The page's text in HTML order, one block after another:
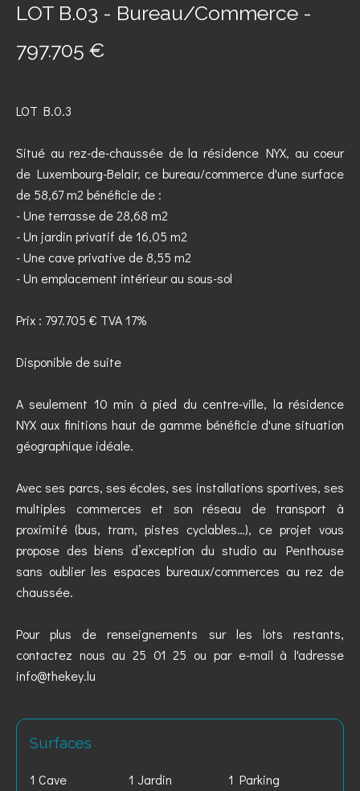
LOT B.03 - Bureau/Commerce -
797.705 €
LOT B.0.3
Situé au rez-de-chaussée de la résidence NYX, au coeur
de Luxembourg-Belair, ce bureau/commerce d'une surface
de 58,67 m2 bénéficie de :
- Une terrasse de 28,68 m2
- Un jardin privatif de 16,05 m2
- Une cave privative de 8,55 m2
- Un emplacement intérieur au sous-sol
Prix : 797.705 € TVA 17%
Disponible de suite
A seulement 10 min à pied du centre-ville, la résidence
NYX aux finitions haut de gamme bénéficie d'une situation
géographique idéale.
Avec ses parcs, ses écoles, ses installations sportives, ses
multiples commerces et son réseau de transport à
proximité (bus, tram, pistes cyclables…), ce projet vous
propose des biens d’exception du studio au Penthouse
sans oublier les espaces bureaux/commerces au rez de
chaussée.
Pour plus de renseignements sur les lots restants,
contactez nous au 25 01 25 ou par e-mail à l'adresse
info@thekey.lu
Surfaces
1 Cave 1 Jardin
1 Parking